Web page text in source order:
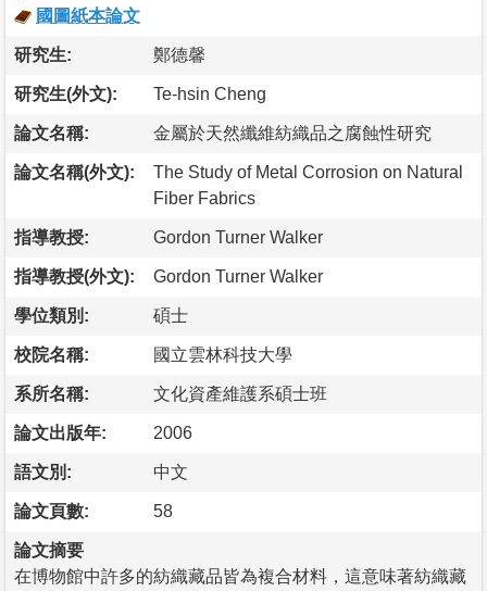
國圖紙本論文
研究生: 鄭德馨
研究生(外文): Te-hsin Cheng
論文名稱: 金屬於天然纖維紡織品之腐蝕性研究
論文名稱(外文):
The Study of Metal Corrosion on Natural
Fiber Fabrics
指導教授: Gordon Turner Walker
指導教授(外文): Gordon Turner Walker
學位類別: 碩士
校院名稱: 國立雲林科技大學
系所名稱: 文化資產維護系碩士班
論文出版年: 2006
語文別: 中文
論文頁數: 58
論文摘要
在博物館中許多的紡織藏品皆為複合材料，這意味著紡織藏